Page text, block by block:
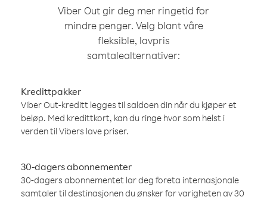
Viber Out gir deg mer ringetid for
mindre penger. Velg blant våre
fleksible, lavpris
samtalealternativer:
Kredittpakker
Viber Out-kreditt legges til saldoen din når du kjøper et
beløp. Med kredittkort, kan du ringe hvor som helst i
verden til Vibers lave priser.
30-dagers abonnementer
30-dagers abonnementet lar deg foreta internasjonale
samtaler til destinasjonen du ønsker for varigheten av 30